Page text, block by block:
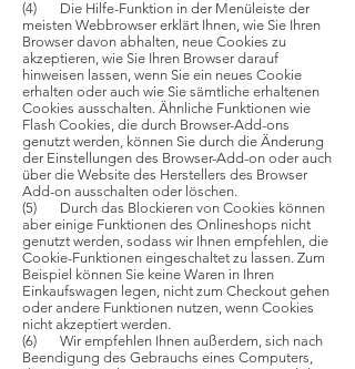
(4) Die Hilfe-Funktion in der Menüleiste der
meisten Webbrowser erklärt Ihnen, wie Sie Ihren
Browser davon abhalten, neue Cookies zu
akzeptieren, wie Sie Ihren Browser darauf
hinweisen lassen, wenn Sie ein neues Cookie
erhalten oder auch wie Sie sämtliche erhaltenen
Cookies ausschalten. Ähnliche Funktionen wie
Flash Cookies, die durch Browser-Add-ons
genutzt werden, können Sie durch die Änderung
der Einstellungen des Browser-Add-on oder auch
über die Website des Herstellers des Browser
Add-on ausschalten oder löschen.
(5) Durch das Blockieren von Cookies können
aber einige Funktionen des Onlineshops nicht
genutzt werden, sodass wir Ihnen empfehlen, die
Cookie-Funktionen eingeschaltet zu lassen. Zum
Beispiel können Sie keine Waren in Ihren
Einkaufswagen legen, nicht zum Checkout gehen
oder andere Funktionen nutzen, wenn Cookies
nicht akzeptiert werden.
(6) Wir empfehlen Ihnen außerdem, sich nach
Beendigung des Gebrauchs eines Computers,